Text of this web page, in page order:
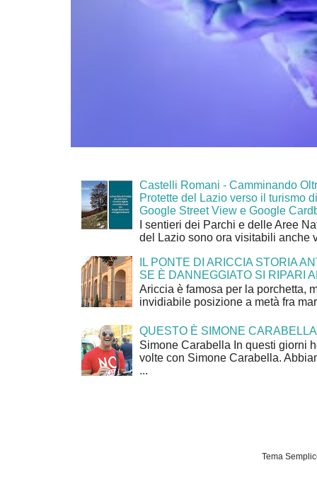
Castelli Romani - Camminando
Protette del Lazio verso il turismo
Google Street View e Google
I sentieri dei Parchi e delle Aree
del Lazio sono ora visitabili anche
IL PONTE DI ARICCIA STORIA
SE È DANNEGGIATO SI RIPARI
Ariccia è famosa per la porchetta,
invidiabile posizione a metà fra
QUESTO È SIMONE CARABELLA
Simone Carabella In questi giorni
volte con Simone Carabella.
...
Tema